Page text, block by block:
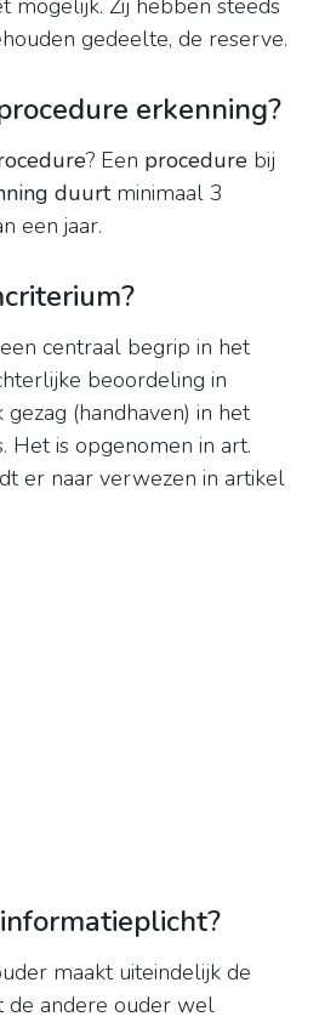
mogelijk. Zij hebben steeds
gedeelte, de reserve.
erkenning?
? Een procedure bij
duurtminimaal 3
een jaar.
centraal begrip in het
beoordeling in
(handhaven) in het
Het is opgenomen in art.
er naar verwezen in artikel
maakt uiteindelijk de
de andere ouder wel